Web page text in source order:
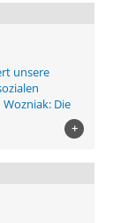
unsere
Die
+